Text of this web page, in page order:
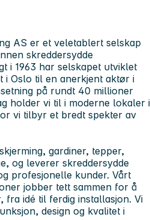
AS er et veletablert selskap
skreddersydde
i 1963 har selskapet utviklet
i Oslo til en anerkjent aktør i
på rundt 40 millioner
holder vi til i moderne lokaler i
vi tilbyr et bredt spekter av
gardiner, tepper,
og leverer skreddersydde
profesjonelle kunder. Vårt
jobber tett sammen for å
fra idé til ferdig installasjon. Vi
design og kvalitet i